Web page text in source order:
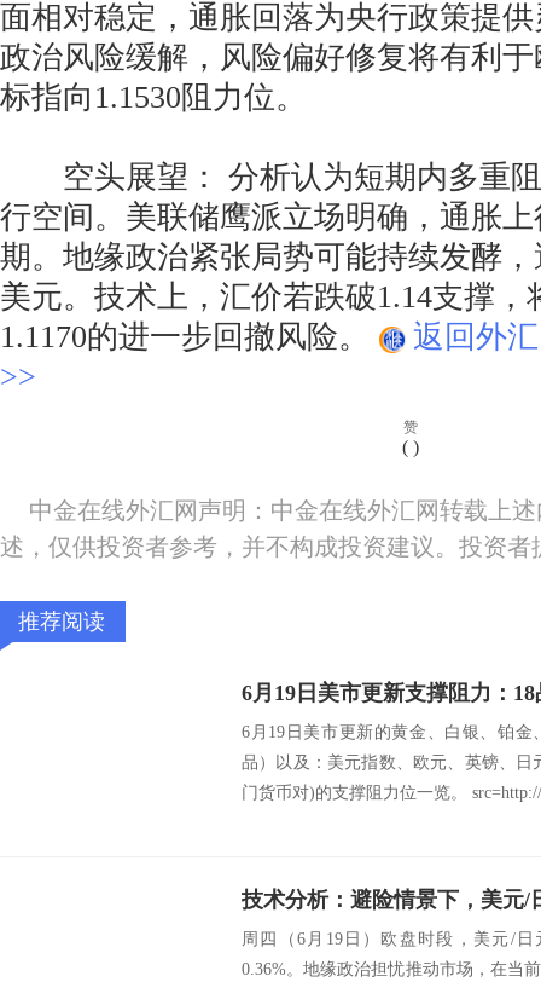
面相对稳定，通胀回落为央行政策提
政治风险缓解，风险偏好修复将有利
标指向1.1530阻力位。
空头展望： 分析认为短期内多重阻
行空间。美联储鹰派立场明确，通胀
期。地缘政治紧张局势可能持续发酵
美元。技术上，汇价若跌破1.14支撑，
1.1170的进一步回撤风险。
返回外
>>
赞
( )
中金在线外汇网声明：中金在线外汇网转载上
述，仅供投资者参考，并不构成投资建议。投资
推荐阅读
6月19日美市更新的黄金、白银、铂
品）以及：美元指数、欧元、英镑、
门货币对)的支撑阻力位一览。
技术分析：避险情景下，美元/
周四（6月19日）欧盘时段，美元/日
0.36%。地缘政治担忧推动市场，在当